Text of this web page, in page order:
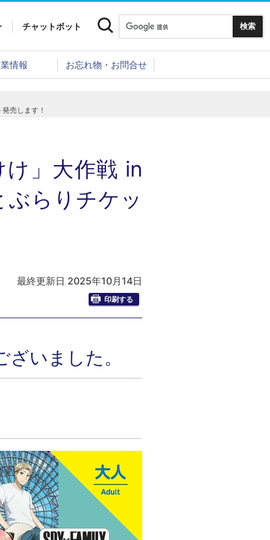
チャットボット
情報 お忘れ物・お問合せ
売します！
け」大作戦 in
らりチケッ
最終更新日 2025年10月14日
印刷する
いました。